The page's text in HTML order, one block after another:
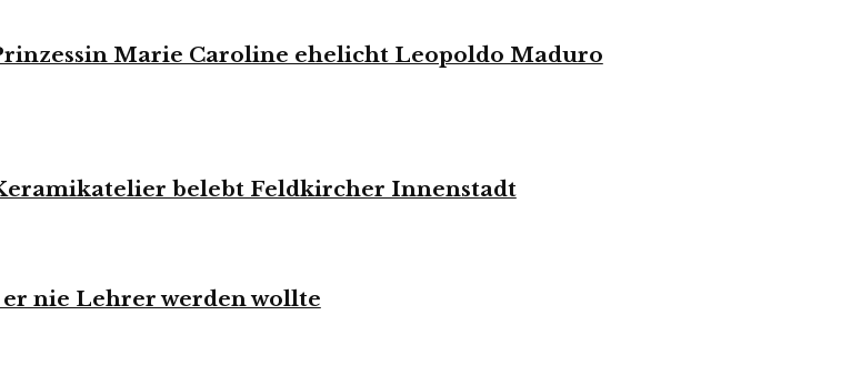
Marie Caroline ehelicht Leopoldo Maduro
belebt Feldkircher Innenstadt
nie Lehrer werden wollte